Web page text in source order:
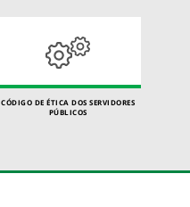
CÓDIGO DE ÉTICA DOS SERVIDORES
PÚBLICOS